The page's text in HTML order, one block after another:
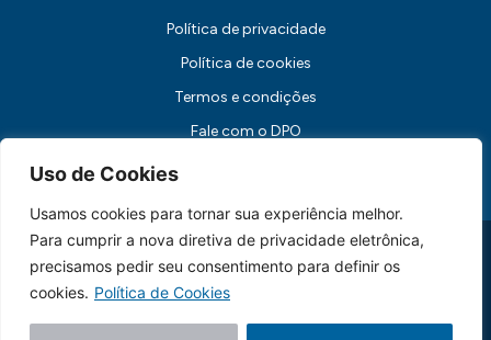
Uso de Cookies
Usamos cookies para tornar sua experiência melhor.
Para cumprir a nova diretiva de privacidade eletrônica,
precisamos pedir seu consentimento para definir os
cookies. Política de Cookies
Política de privacidade
Política de cookies
Termos e condições
Fale com o DPO
Canal de Comunicação com os Titulares dos Dados
Universidade FUMEC: Rua Cobre, 200 Bairro Cruzeiro CEP: 30.310-
190 Belo Horizonte / MG
CNPJ: 17.253.253/0001-70
Feito essencialmente porLebbe.